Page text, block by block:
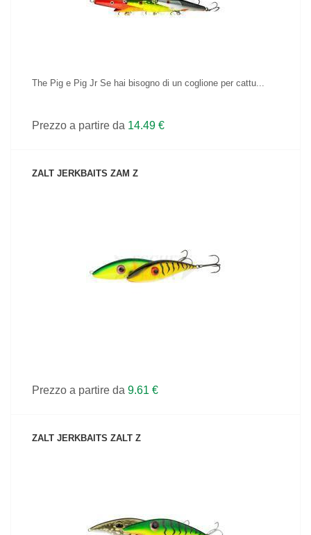
The Pig e Pig Jr Se hai bisogno di un coglione per cattu...
Prezzo a partire da 14.49 €
ZALT JERKBAITS ZAM Z
Prezzo a partire da 9.61 €
ZALT JERKBAITS ZALT Z